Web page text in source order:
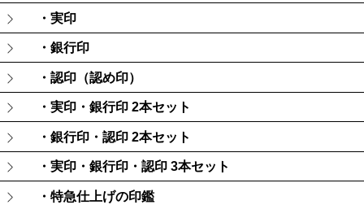
・実印
・銀行印
・認印（認め印）
・実印・銀行印 2本セット
・銀行印・認印 2本セット
・実印・銀行印・認印 3本セット
・特急仕上げの印鑑